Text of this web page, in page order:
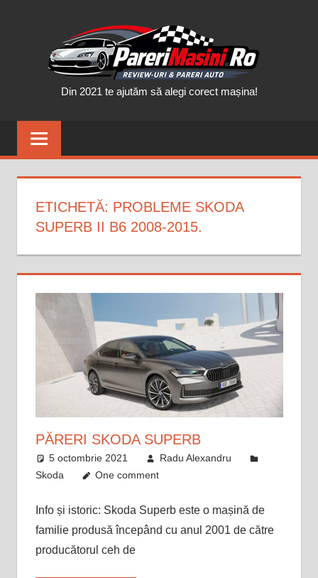
Din 2021 te ajutăm să alegi corect mașina!
ETICHETĂ: PROBLEME SKODA
SUPERB II B6 2008-2015.
PĂRERI SKODA SUPERB
5 octombrie 2021
Radu Alexandru
Skoda
One comment
Info și istoric: Skoda Superb este o mașină de
familie produsă începând cu anul 2001 de către
producătorul ceh de